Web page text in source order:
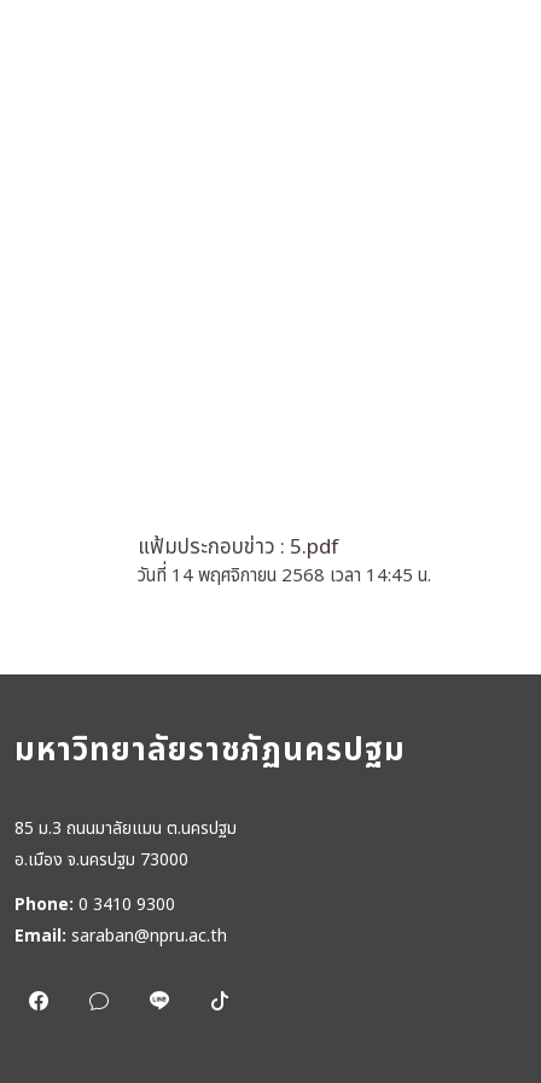
แฟ้มประกอบข่าว : 5.pdf
วันที่ 14 พฤศจิกายน 2568 เวลา 14:45 น.
มหาวิทยาลัยราชภัฏนครปฐม
85 ม.3 ถนนมาลัยแมน ต.นครปฐม
อ.เมือง จ.นครปฐม 73000
Phone: 0 3410 9300
Email: saraban@npru.ac.th